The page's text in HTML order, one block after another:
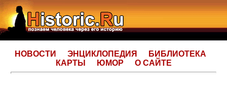
НОВОСТИ ЭНЦИКЛОПЕДИЯ
БИБЛИОТЕКА
КАРТЫ
ЮМОР О САЙТЕ